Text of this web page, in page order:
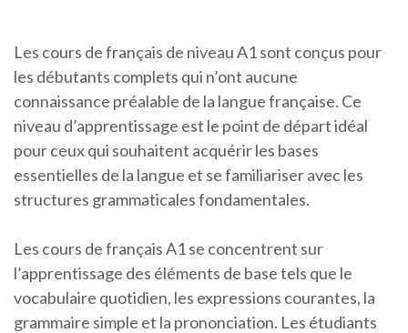
Les cours de français de niveau A1 sont conçus pour
les débutants complets qui n’ont aucune
connaissance préalable de la langue française. Ce
niveau d’apprentissage est le point de départ idéal
pour ceux qui souhaitent acquérir les bases
essentielles de la langue et se familiariser avec les
structures grammaticales fondamentales.
Les cours de français A1 se concentrent sur
l’apprentissage des éléments de base tels que le
vocabulaire quotidien, les expressions courantes, la
grammaire simple et la prononciation. Les étudiants